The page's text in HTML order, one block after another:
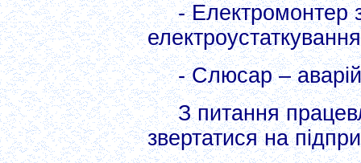
- Електромонтер
- Слюсар –
З питання
звертатися на